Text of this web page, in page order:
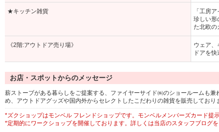
★キッチン雑貨
「工房
珍しい形
た北欧の
《2階:アウトドア売り場》
ウェア、
ドアを
お店・スポットからのメッセージ
薪ストーブがある暮らしをご提案する、ファイヤーサイド㈱のショールームも
め、アウトドアグッズや国内外からセレクトしたこだわりの雑貨を販売しており
*ズクショップはモンベル フレンドショップです。モンベルメンバーズカード提
*定期的にワークショップを開催しております。詳しくは当店のスタッフブログ